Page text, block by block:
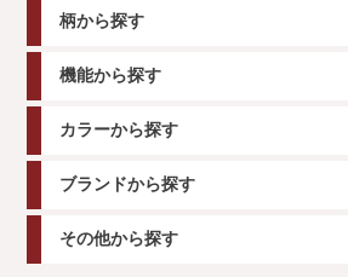
柄から探す
機能から探す
カラーから探す
ブランドから探す
その他から探す